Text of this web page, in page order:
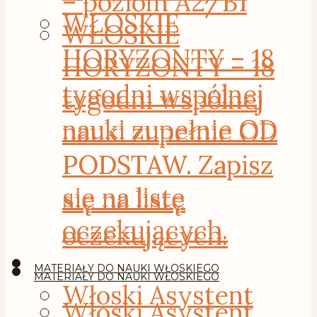
WŁOSKIE
HORYZONTY – 18
tygodni wspólnej
nauki zupełnie OD
PODSTAW. Zapisz
się na listę
oczekujących.
MATERIAŁY DO NAUKI WŁOSKIEGO
WŁOSKIE
HORYZONTY – 18
tygodni wspólnej
nauki zupełnie OD
PODSTAW. Zapisz
się na listę
oczekujących.
MATERIAŁY DO NAUKI WŁOSKIEGO
Włoski Asystent